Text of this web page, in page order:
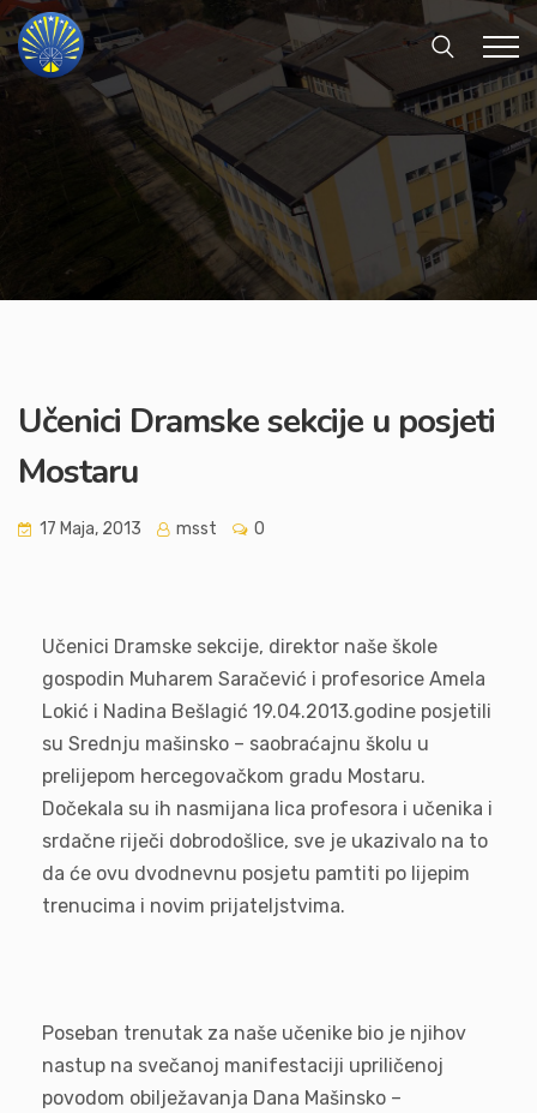
Učenici Dramske sekcije u posjeti
Mostaru
17 Maja, 2013 msst 0
Učenici Dramske sekcije, direktor naše škole
gospodin Muharem Saračević i profesorice Amela
Lokić i Nadina Bešlagić 19.04.2013.godine posjetili
su Srednju mašinsko – saobraćajnu školu u
prelijepom hercegovačkom gradu Mostaru.
Dočekala su ih nasmijana lica profesora i učenika i
srdačne riječi dobrodošlice, sve je ukazivalo na to
da će ovu dvodnevnu posjetu pamtiti po lijepim
trenucima i novim prijateljstvima.
Poseban trenutak za naše učenike bio je njihov
nastup na svečanoj manifestaciji upriličenoj
povodom obilježavanja Dana Mašinsko –